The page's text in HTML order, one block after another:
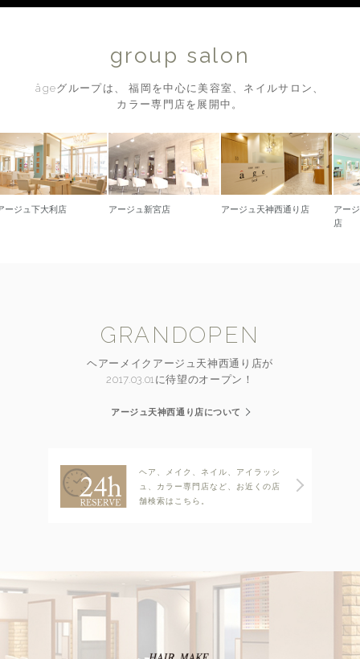
group salon
âgeグループは、 福岡を中心に美容室、ネイルサロン、
カラー専門店を展開中。
大利店 アージュ新宮店 アージュ天神西通り店
アージュ久留
GRANDOPEN
ヘアーメイクアージュ天神西通り店が
2017.03.01に待望のオープン！
アージュ天神西通り店について
ヘア、メイク、ネイル、アイラッシ
ュ、カラー専門店など、お近くの店
舗検索はこちら。